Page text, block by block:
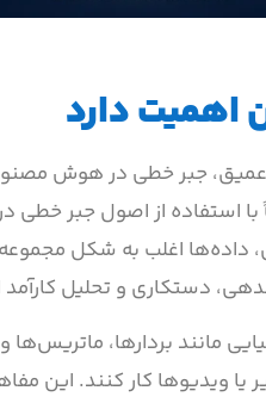
اهمیت دارد
عمیق، جبر خطی در هوش
استفاده از اصول جبر خطی
اغلب به شکل
دستکاری و تحلیل
مانند بردارها،
ویدیوها کار کنند. این